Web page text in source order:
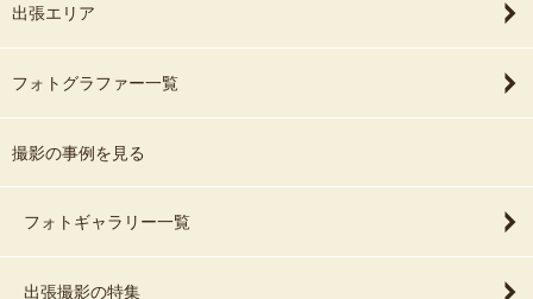
出張エリア
フォトグラファー一覧
撮影の事例を見る
フォトギャラリー一覧
出張撮影の特集